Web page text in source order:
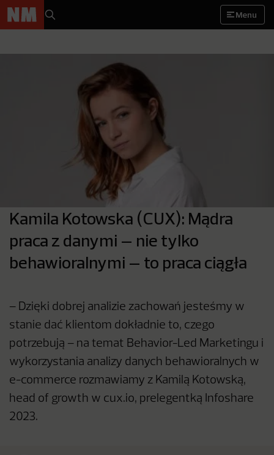
Menu
Kamila Kotowska (CUX): Mądra
praca z danymi – nie tylko
behawioralnymi – to praca ciągła
– Dzięki dobrej analizie zachowań jesteśmy w
stanie dać klientom dokładnie to, czego
potrzebują – na temat Behavior-Led Marketingu i
wykorzystania analizy danych behawioralnych w
e-commerce rozmawiamy z Kamilą Kotowską,
head of growth w cux.io, prelegentką Infoshare
2023.